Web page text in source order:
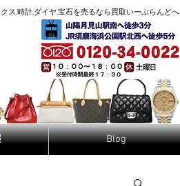
ス,時計,ダイヤ,宝石を売るなら買取いーぶらんどへ
Blog